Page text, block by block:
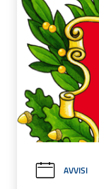
AVVISI